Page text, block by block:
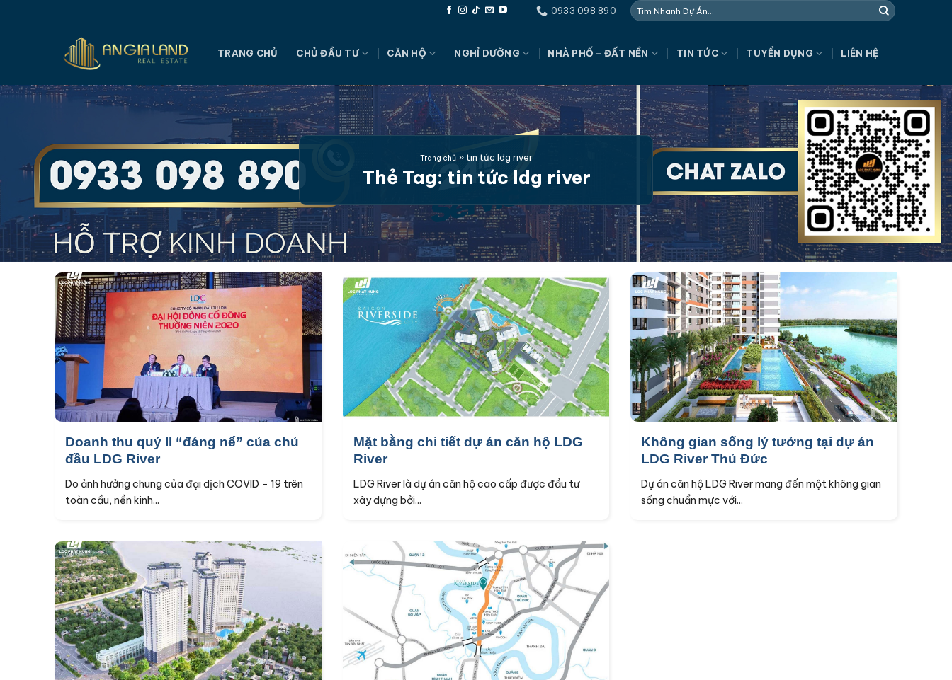
0933 098 890
TRANG CHỦ CHỦ ĐẦU TƯ CĂN HỘ NGHỈ DƯỠNG NHÀ PHỐ – ĐẤT NỀN TIN TỨC TUYỂN DỤNG LIÊN HỆ
Trang chủ» tin tức ldg river
Thẻ Tag: tin tức ldg river
Doanh thu quý II “đáng nể” của chủ
đầu LDG River
Do ảnh hưởng chung của đại dịch COVID – 19 trên
toàn cầu, nền kinh...
Mặt bằng chi tiết dự án căn hộ LDG
River
LDG River là dự án căn hộ cao cấp được đầu tư
xây dựng bởi...
Không gian sống lý tưởng tại dự án
LDG River Thủ Đức
Dự án căn hộ LDG River mang đến một không gian
sống chuẩn mực với...